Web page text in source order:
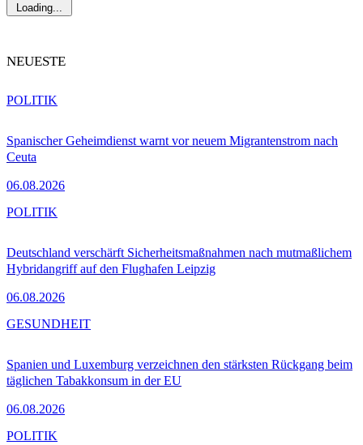
Loading...
NEUESTE
Spanischer Geheimdienst warnt vor neuem Migrantenstrom nach
Ceuta
06.08.2026
POLITIK
Deutschland verschärft Sicherheitsmaßnahmen nach mutmaßlichem
Hybridangriff auf den Flughafen Leipzig
06.08.2026
POLITIK
Spanien und Luxemburg verzeichnen den stärksten Rückgang beim
täglichen Tabakkonsum in der EU
06.08.2026
GESUNDHEIT
POLITIK